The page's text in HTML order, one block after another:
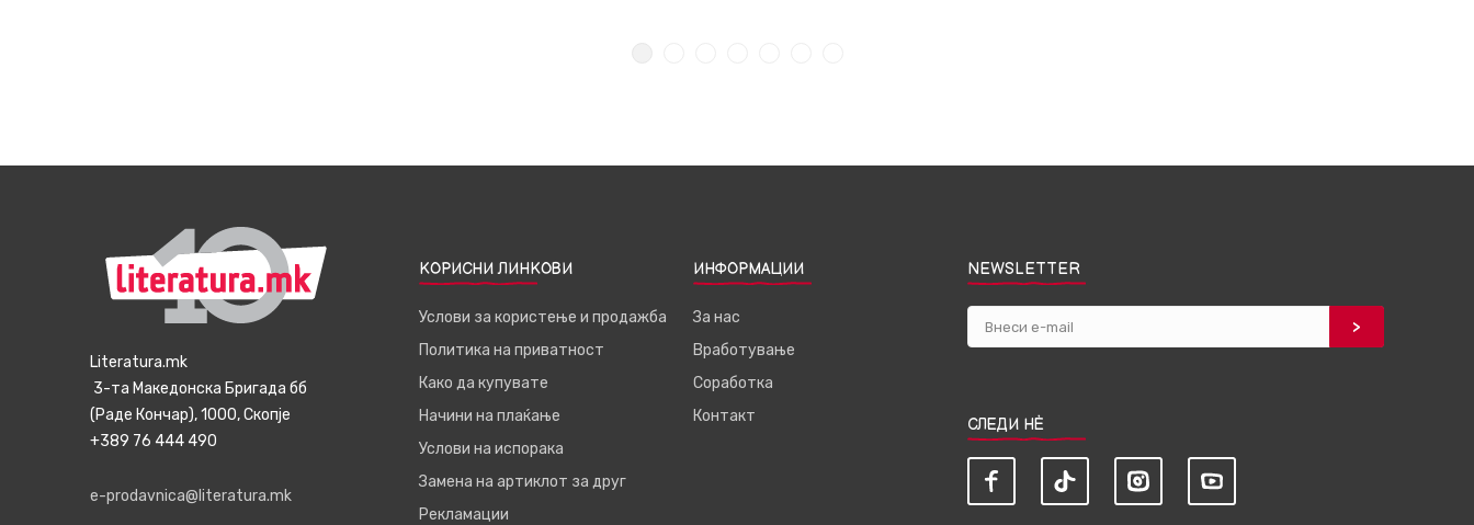
Literatura.mk
3-та Македонска Бригада бб
(Раде Кончар), 1000, Скопје
+389 76 444 490
e-prodavnica@literatura.mk
КОРИСНИ ЛИНКОВИ
Услови за користење и продажба
Политика на приватност
Како да купувате
Начини на плаќање
Услови на испорака
Замена на артиклот за друг
Рекламации
ИНФОРМАЦИИ
За нас
Вработување
Соработка
Контакт
NEWSLETTER
СЛЕДИ НЀ